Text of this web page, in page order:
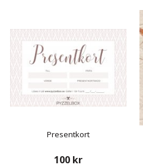
Presentkort
100 kr